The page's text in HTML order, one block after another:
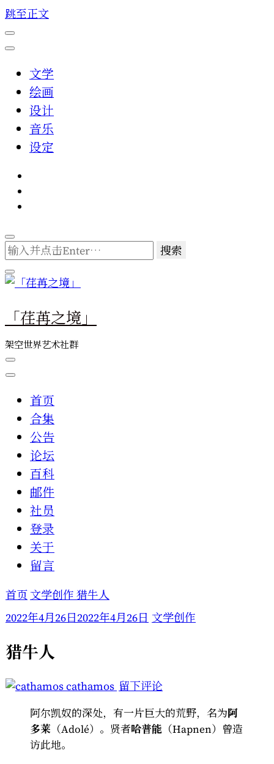
跳至正文
文学
绘画
设计
音乐
设定
找
什
么
西
吗?
「荏苒之境」
架空世界艺术社群
首页
合集
公告
论坛
百科
邮件
社员
登录
关于
留言
首页 文学创作 猎牛人
2022年4月26日2022年4月26日 文学创作
猎牛人
cathamos 于
牛
人
留下评论
阿尔凯奴的深处，有一片巨大的荒野，名为阿
多莱 （Adolé）。贤者哈普能 （Hapnen）曾造
访此地。